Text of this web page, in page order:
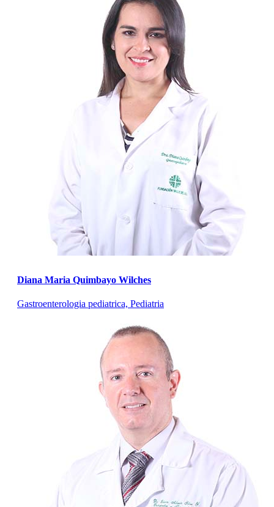
Diana Maria Quimbayo Wilches
Gastroenterologia pediatrica, Pediatria